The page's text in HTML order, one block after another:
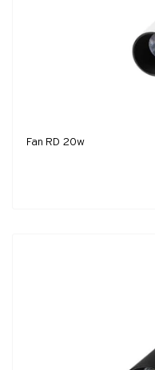
Fan RD 20w